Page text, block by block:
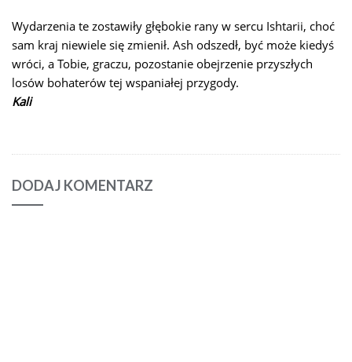
Wydarzenia te zostawiły głębokie rany w sercu Ishtarii, choć
sam kraj niewiele się zmienił. Ash odszedł, być może kiedyś
wróci, a Tobie, graczu, pozostanie obejrzenie przyszłych
losów bohaterów tej wspaniałej przygody.
Kali
DODAJ KOMENTARZ